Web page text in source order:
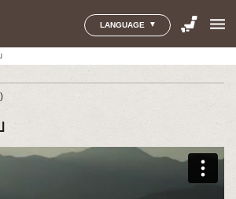
LANGUAGE menu